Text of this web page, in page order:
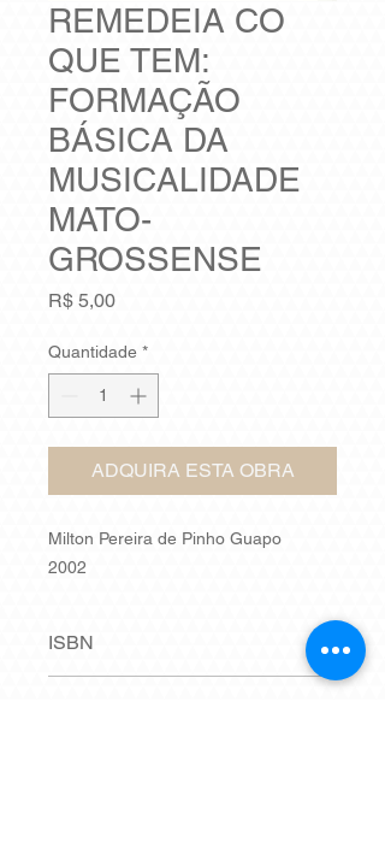
REMEDEIA CO
QUE TEM:
FORMAÇÃO
BÁSICA DA
MUSICALIDADE
MATO-
GROSSENSE
R$ 5,00Preço
Quantidade *
ADQUIRA ESTA OBRA
Milton Pereira de Pinho Guapo
2002
ISBN